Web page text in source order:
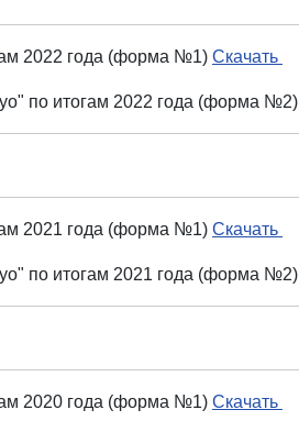
2022 года (форма №1) Скачать
по итогам 2022 года (форма №2)
2021 года (форма №1) Скачать
по итогам 2021 года (форма №2)
2020 года (форма №1) Скачать